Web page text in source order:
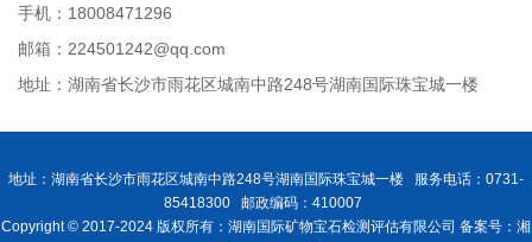
手机：18008471296
邮箱：224501242@qq.com
地址：湖南省长沙市雨花区城南中路248号湖南国际珠宝城一楼
地址：湖南省长沙市雨花区城南中路248号湖南国际珠宝城一楼 服务电话：0731-
85418300 邮政编码：410007
Copyright © 2017-2024 版权所有：湖南国际矿物宝石检测评估有限公司 备案号：湘